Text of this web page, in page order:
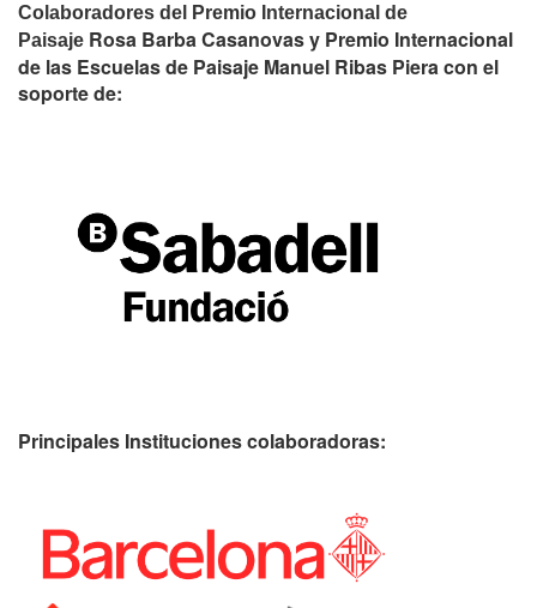
Colaboradores del Premio Internacional de
Paisaje Rosa Barba Casanovas y Premio Internacional
de las Escuelas de Paisaje Manuel Ribas Piera con el
soporte de:
Principales Instituciones colaboradoras: